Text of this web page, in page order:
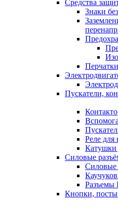
Средства
Знаки
Пускатели,
Реле для
Катушки
Силовые
Силовые
Кнопки, посты